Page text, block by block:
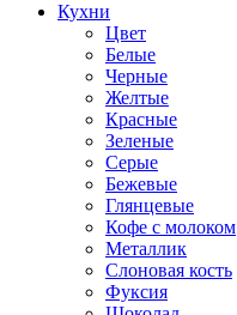
Кухни
Цвет
Белые
Черные
Желтые
Красные
Зеленые
Серые
Бежевые
Глянцевые
Кофе с молоком
Металлик
Слоновая кость
Фуксия